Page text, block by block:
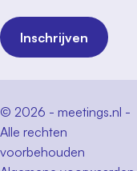
Inschrijven
© 2026 - meetings.nl -
Alle rechten
voorbehouden